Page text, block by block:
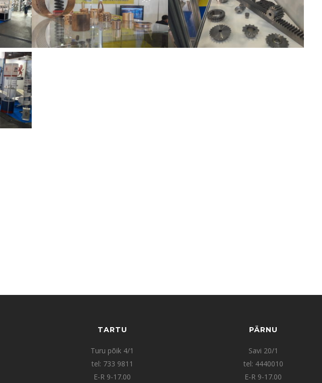
TARTU
Turu põik 4/1
tel: 733 9811
E-R 9-17.00
PÄRNU
Savi 20/1
tel: 4440010
E-R 9-17.00